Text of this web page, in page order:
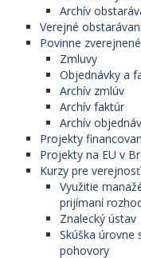
Archív
Verejné
Povinne
Zmluvy
Objednávky a
Archív zmlúv
Archív faktúr
Archív
Projekty
Projekty na EU v
Kurzy pre verejnosť
Využitie
prijímaní
Znalecký ústav
Skúška úrovne
pohovory